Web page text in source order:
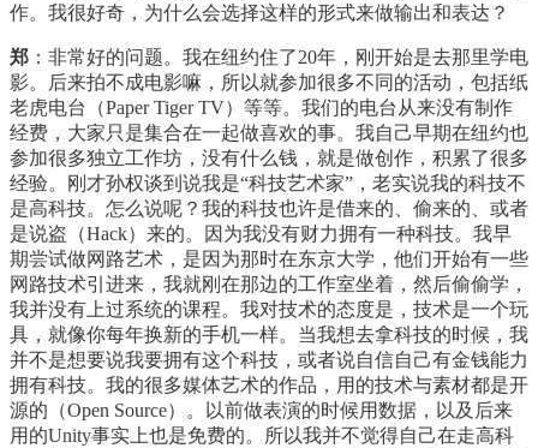
作。我很好奇，为什么会选择这样的形式来做输出和表达？
郑 ：非常好的问题。我在纽约住了20年，刚开始是去那里学电
影。后来拍不成电影嘛，所以就参加很多不同的活动，包括纸
老虎电台（Paper Tiger TV）等等。我们的电台从来没有制作
经费，大家只是集合在一起做喜欢的事。我自己早期在纽约也
参加很多独立工作坊，没有什么钱，就是做创作，积累了很多
经验。刚才孙权谈到说我是“科技艺术家”，老实说我的科技不
是高科技。怎么说呢？我的科技也许是借来的、偷来的、或者
是说盗（Hack）来的。因为我没有财力拥有一种科技。我早
期尝试做网路艺术，是因为那时在东京大学，他们开始有一些
网路技术引进来，我就刚在那边的工作室坐着，然后偷偷学，
我并没有上过系统的课程。我对技术的态度是，技术是一个玩
具，就像你每年换新的手机一样。当我想去拿科技的时候，我
并不是想要说我要拥有这个科技，或者说自信自己有金钱能力
拥有科技。我的很多媒体艺术的作品，用的技术与素材都是开
源的（Open Source）。以前做表演的时候用数据，以及后来
用的Unity事实上也是免费的。所以我并不觉得自己在走高科